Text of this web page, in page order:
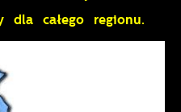
dla całego regionu.